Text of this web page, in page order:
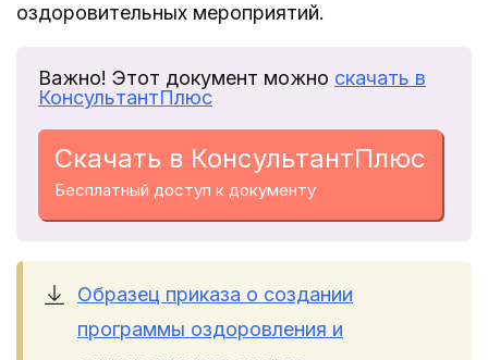
оздоровительных мероприятий.
Важно! Этот документ можно скачать в
КонсультантПлюс
Скачать в КонсультантПлюс
Бесплатный доступ к документу
Образец приказа о создании
программы оздоровления и